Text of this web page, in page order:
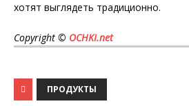
хотят выглядеть традиционно.
Copyright © OCHKI.net
ПРОДУКТЫ